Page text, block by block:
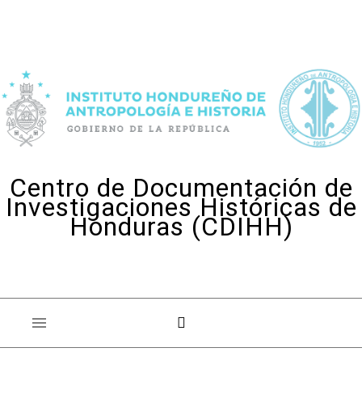
Centro de Documentación de
Investigaciones Históricas de
Honduras (CDIHH)